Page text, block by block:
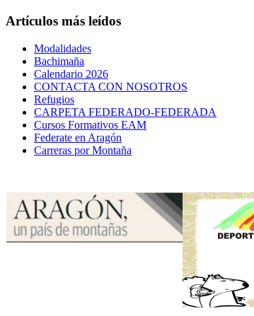
Artículos más leídos
Modalidades
Bachimaña
Calendario 2026
CONTACTA CON NOSOTROS
Refugios
CARPETA FEDERADO-FEDERADA
Cursos Formativos EAM
Federate en Aragón
Carreras por Montaña